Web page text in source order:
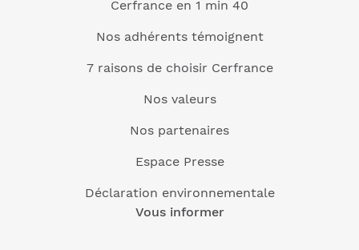
Cerfrance en 1 min 40
Nos adhérents témoignent
7 raisons de choisir Cerfrance
Nos valeurs
Nos partenaires
Espace Presse
Déclaration environnementale
Vous informer